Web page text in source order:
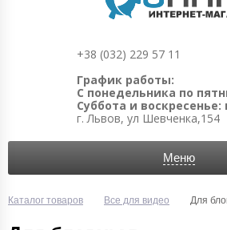
+38 (032) 229 57 11
График работы:
С понедельника по
Суббота и
г. Львов, ул Шевченка,154
Меню
Каталог товаров Все для видео Для